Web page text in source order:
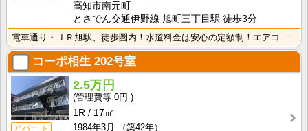
高知市南元町
とさでん交通伊野線 旭町三丁目駅 徒歩3分
コーポ相生 202号室
アパート
2.5万円
0円
1R
17㎡
1984年3月
（築42年）